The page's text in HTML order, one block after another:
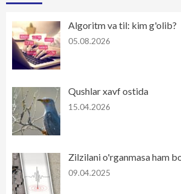
Algoritm va til: kim g'olib?
05.08.2026
Qushlar xavf ostida
15.04.2026
Zilzilani o'rganmasa ham
09.04.2025